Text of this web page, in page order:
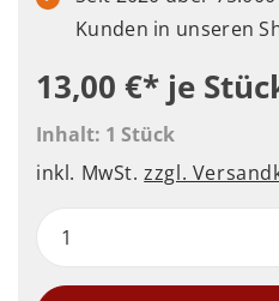
Kunden in unseren
13,00 €* je
Inhalt: 1 Stück
inkl. MwSt.zzgl.